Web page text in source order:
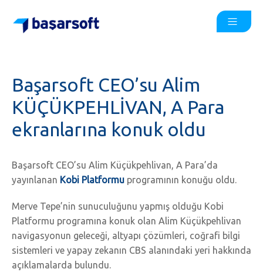
Başarsoft CEO’su Alim
KÜÇÜKPEHLİVAN, A Para
ekranlarına konuk oldu
Başarsoft CEO’su Alim Küçükpehlivan, A Para’da
yayınlanan Kobi Platformu programının konuğu oldu.
Merve Tepe’nin sunuculuğunu yapmış olduğu Kobi
Platformu programına konuk olan Alim Küçükpehlivan
navigasyonun geleceği, altyapı çözümleri, coğrafi bilgi
sistemleri ve yapay zekanın CBS alanındaki yeri hakkında
açıklamalarda bulundu.